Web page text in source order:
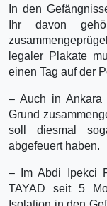
In den
Ihr davon
legaler Plakate
einen Tag auf der
– Auch in Ankara
Grund
soll diesmal
abgefeuert haben.
– Im Abdi Ipekci
TAYAD seit 5